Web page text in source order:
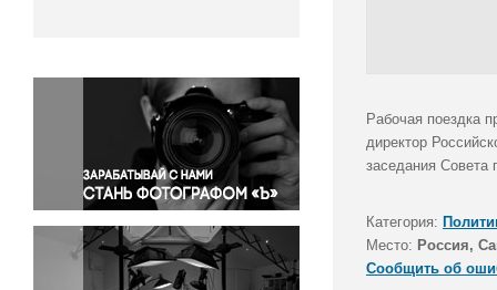
Окружающая среда
Политика
Правосудие
Происшествия и конфликты
Религия
Светская жизнь
Спорт
Экология
Рабочая поездка
директор
заседания Совета
Категория:
Место: Россия,
Сообщить об